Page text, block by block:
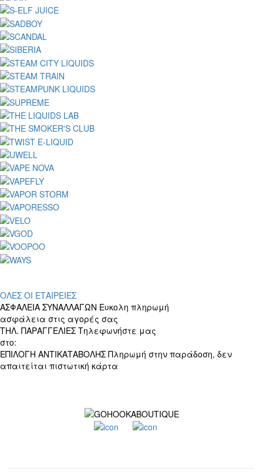
ΟΛΕΣ ΟΙ ΕΤΑΙΡΕΙΕΣ
ΑΣΦΑΛΕΙΑ ΣΥΝΑΛΛΑΓΩΝ Ευκολη πληρωμή
ασφάλεια στις αγορές σας
ΤΗΛ. ΠΑΡΑΓΓΕΛΙΕΣ Τηλεφωνήστε μας
στο:
ΕΠΙΛΟΓΗ ΑΝΤΙΚΑΤΑΒΟΛΗΣ Πληρωμή στην παράδοση, δεν
απαιτείται πιστωτική κάρτα